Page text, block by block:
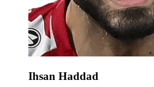
Ihsan Haddad